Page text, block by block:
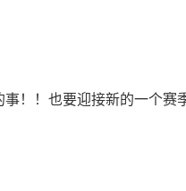
！！也要迎接新的一个赛